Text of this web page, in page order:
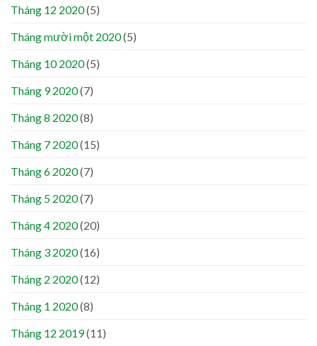
Tháng 12 2020(5)
Tháng mười một 2020(5)
Tháng 10 2020(5)
Tháng 9 2020(7)
Tháng 8 2020(8)
Tháng 7 2020(15)
Tháng 6 2020(7)
Tháng 5 2020(7)
Tháng 4 2020(20)
Tháng 3 2020(16)
Tháng 2 2020(12)
Tháng 1 2020(8)
Tháng 12 2019(11)